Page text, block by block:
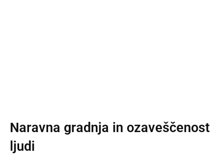
Naravna gradnja in ozaveščenost
ljudi